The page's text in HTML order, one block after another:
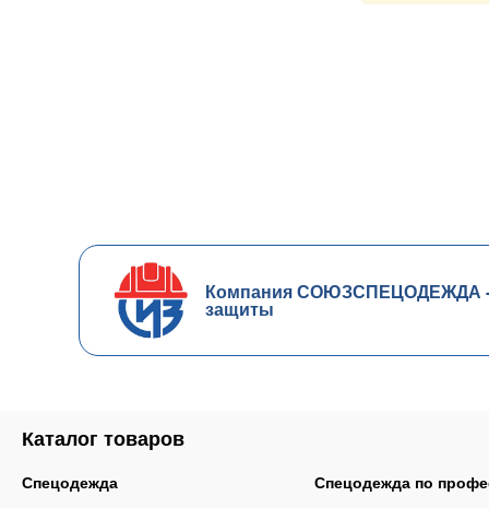
Компания СОЮЗСПЕЦОДЕЖДА -
защиты
Каталог товаров
Спецодежда Спецодежда по